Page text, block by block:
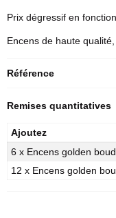
Prix dégressif en
Encens de haute qualité,
Référence
Remises quantitatives
Ajoutez
6 x Encens golden
12 x Encens golden